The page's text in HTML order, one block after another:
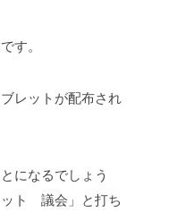
す。
レットが配布され
になるでしょう
ット 議会」と打ち